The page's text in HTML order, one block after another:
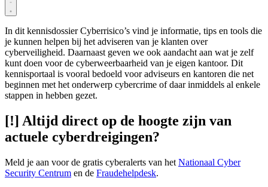
In dit kennisdossier Cyberrisico’s vind je informatie, tips en tools die
je kunnen helpen bij het adviseren van je klanten over
cyberveiligheid. Daarnaast geven we ook aandacht aan wat je zelf
kunt doen voor de cyberweerbaarheid van je eigen kantoor. Dit
kennisportaal is vooral bedoeld voor adviseurs en kantoren die net
beginnen met het onderwerp cybercrime of daar inmiddels al enkele
stappen in hebben gezet.
[!] Altijd direct op de hoogte zijn van
actuele cyberdreigingen?
Meld je aan voor de gratis cyberalerts van het Nationaal Cyber
Security Centrum en de Fraudehelpdesk.